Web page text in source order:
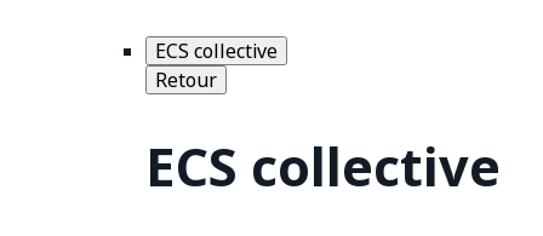
ECS collective
Retour
ECS collective